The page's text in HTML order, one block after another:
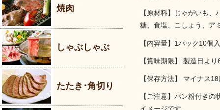
【原材料】じゃがいも
糖、食塩、こしょう、ア
【内容量】1パック10個
【賞味期限】 製造日より
【保存方法】 マイナス
【ご注意】パン粉付き
焼肉
しゃぶしゃぶ
たたき･角切り